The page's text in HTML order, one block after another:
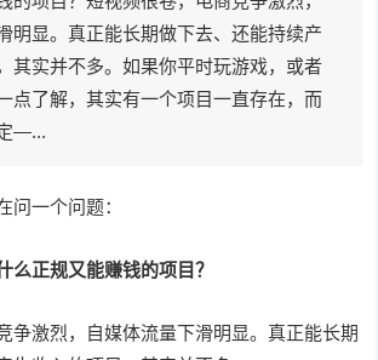
明显。真正能长期做下去、还能持续产
其实并不多。如果你平时玩游戏，或者
点了解，其实有一个项目一直存在，而
—...
问一个问题：
么正规又能赚钱的项目？
争激烈，自媒体流量下滑明显。真正能长期